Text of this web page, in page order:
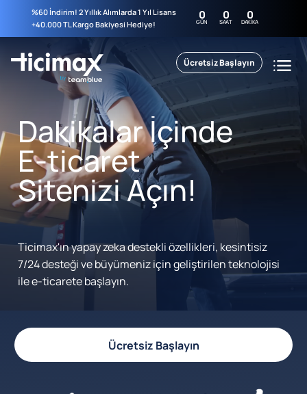
%60 İndirim! 2 Yıllık Alımlarda 1 Yıl Lisans
+40.000 TL Kargo Bakiyesi Hediye!
0
GÜN 0
SAAT 0
DAKIKA
Ücretsiz Başlayın
Dakikalar İçinde
E-ticaret
Sitenizi Açın!
Ticimax'ın yapay zeka destekli özellikleri, kesintisiz
7/24 desteği ve büyümeniz için geliştirilen teknolojisi
ile e-ticarete başlayın.
Ücretsiz Başlayın